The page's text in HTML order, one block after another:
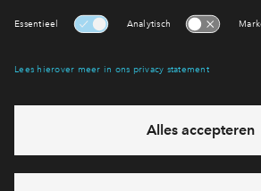
eventuele projecten